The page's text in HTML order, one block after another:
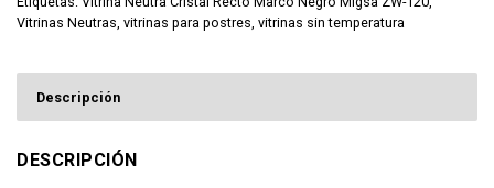
Vitrinas Neutras vitrinas para postres vitrinas sin temperatura
Descripción
DESCRIPCIÓN